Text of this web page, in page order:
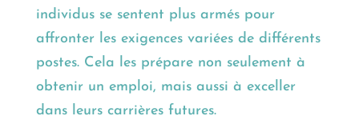
individus se sentent plus armés pour
affronter les exigences variées de différents
postes. Cela les prépare non seulement à
obtenir un emploi, mais aussi à exceller
dans leurs carrières futures.